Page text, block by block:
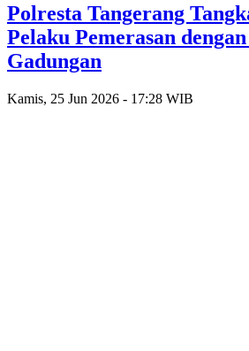
Polresta Tangerang
Pelaku Pemerasan
Gadungan
Kamis, 25 Jun 2026 - 17:28 WIB